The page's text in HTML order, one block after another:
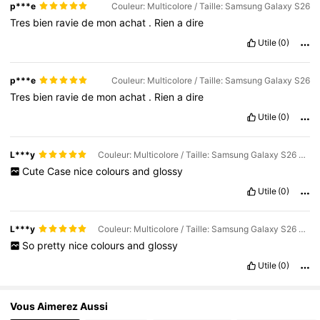
p***e Couleur: Multicolore / Taille: Samsung Galaxy S26
Tres bien raviede monachat . Rienadire
Utile (0)
p***e Couleur: Multicolore / Taille: Samsung Galaxy S26
Tres bien raviede monachat . Rienadire
Utile (0)
L***y Couleur: Multicolore / Taille: Samsung Galaxy S26 Ultra
Cute Case nice colours and glossy
Utile (0)
L***y Couleur: Multicolore / Taille: Samsung Galaxy S26 Ultra
So pretty nice colours and glossy
Utile (0)
Vous Aimerez Aussi